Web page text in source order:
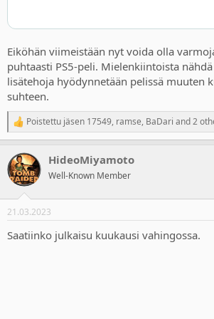
Eiköhän viimeistään nyt voida olla
puhtaasti PS5-peli. Mielenkiintoista
lisätehoja hyödynnetään pelissä muuten
suhteen.
R
e
c
t
i
s
Poistettu jäsen 17549, ramse, BaDari and 2
HideoMiyamoto
Well-Known Member
21.03.2023
Saatiinko julkaisu kuukausi vahingossa.